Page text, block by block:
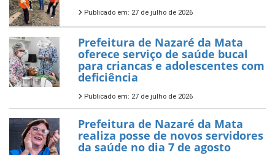
Publicado em: 27 de julho de 2026
Prefeitura de Nazaré da Mata
oferece serviço de saúde bucal
para criancas e adolescentes com
deficiência
Publicado em: 27 de julho de 2026
Prefeitura de Nazaré da Mata
realiza posse de novos servidores
da saúde no dia 7 de agosto